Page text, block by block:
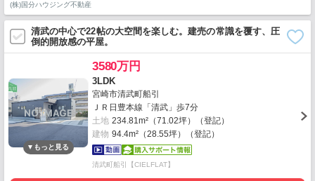
(株)国分ハウジング不動産
清武の中心で22帖の大空間を楽しむ。建売の常識を覆す、圧
倒的開放感の平屋。
3580万円
3LDK
宮崎市清武町船引
ＪＲ日豊本線「清武」歩7分
土地 234.81m²（71.02坪）（登記）
建物 94.4m²（28.55坪）（登記）
清武町船引【CIELFLAT】